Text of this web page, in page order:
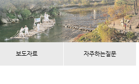
보도자료 자주하는질문